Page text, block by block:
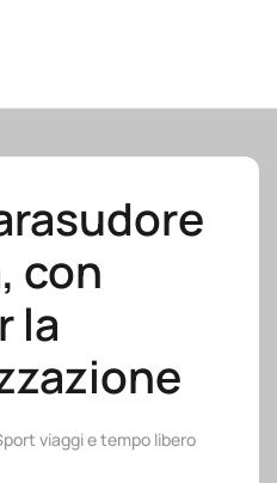
con
la
viaggi e tempo libero